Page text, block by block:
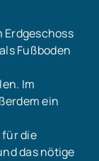
Erdgeschoss
Fußboden
Im
ein
für die
das nötige